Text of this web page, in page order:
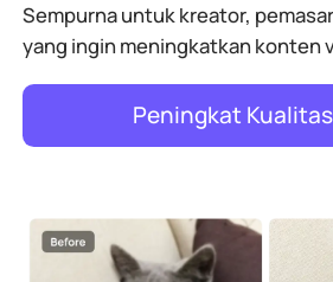
Sempurna untuk kreator,
yang ingin meningkatkan konten
Peningkat